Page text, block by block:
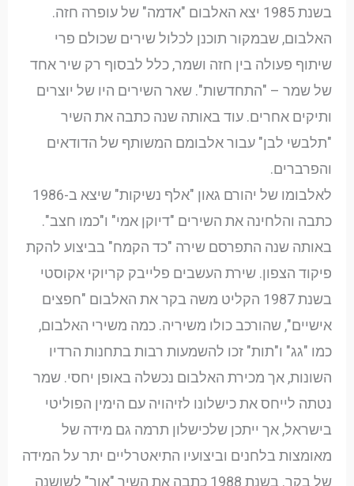
בשנת 1985 יצא האלבום "אדמה" של עופרה חזה.
האלבום, שבמקור תוכנן לכלול שירים שכולם פרי
שיתוף פעולה בין חזה ושמר, כלל לבסוף רק שיר אחד
של שמר – "התחדשות". שאר השירים היו של יוצרים
ותיקים אחרים. עוד באותה שנה כתבה את השיר
"תלבשי לבן" עבור אלבומם המשותף של הדודאים
והפרברים.
לאלבומו של יהורם גאון "אלף נשיקות" שיצא ב-1986
כתבה והלחינה את השירים "דיוקן אמי" ו"כמו חצב".
באותה שנה התפרסם שירה "כד הקמח" בביצוע להקת
פיקוד הצפון. שירת העשבים פלייבק קריוקי אקוסטי
בשנת 1987 הקליט משה בקר את האלבום "חפצים
אישיים", שהורכב כולו משיריה. כמה משירי האלבום,
כמו "גג" ו"תות" זכו להשמעות רבות בתחנות הרדיו
השונות, אך מכירת האלבום נכשלה באופן יחסי. שמר
נטתה לייחס את כישלונו לזיהויה עם הימין הפוליטי
בישראל, אך ייתכן שלכישלון תרמה גם מידה של
מאומצות בלחנים וביצועיו התיאטרליים יתר על המידה
של בקר. בשנת 1988 כתבה את השיר "אור" לשושנה